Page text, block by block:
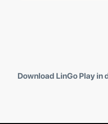
Download LinGo Play in